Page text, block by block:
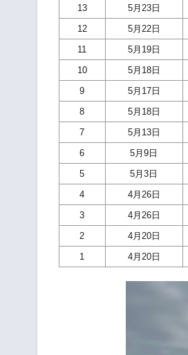
13
5月23日
12
5月22日
11
5月19日
10
5月18日
9
5月17日
8
5月18日
7
5月13日
6
5月9日
5
5月3日
4
4月26日
3
4月26日
2
4月20日
1
4月20日